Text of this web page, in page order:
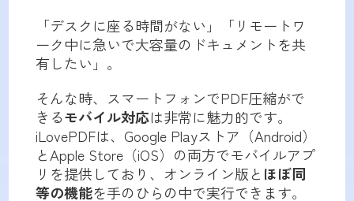
「デスクに座る時間がない」「リモートワ
ーク中に急いで大容量のドキュメントを共
有したい」。
そんな時、スマートフォンでPDF圧縮がで
きるモバイル対応は非常に魅力的です。
iLovePDFは、Google Playストア（Android）
とApple Store（iOS）の両方でモバイルアプ
リを提供しており、オンライン版と ほぼ同
等の機能を手のひらの中で実行できます。